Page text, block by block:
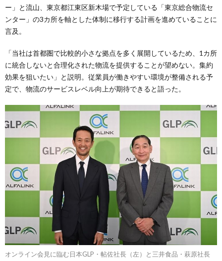
ー」と流山、東京都江東区新木場で予定している「東京総合物流セ
ンター」の3カ所を軸とした体制に移行する計画を進めていることに
言及。
「当社は首都圏で比較的小さな拠点を多く展開しているため、1カ所
に統合しないと合理化された物流を提供することが望めない。集約
効果を狙いたい」と説明。従業員が働きやすい環境が整備される予
定で、物流のサービスレベル向上が期待できると語った。
オンライン会見に臨む日本GLP・帖佐社長（左）と三井食品・萩原社長